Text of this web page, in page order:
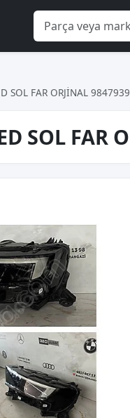
SOL FAR ORJİNAL
SOL FAR